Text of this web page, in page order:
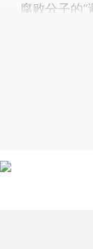
腐败分子的“